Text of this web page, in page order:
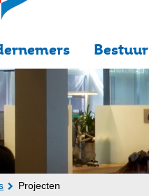
Bestuur
Projecten